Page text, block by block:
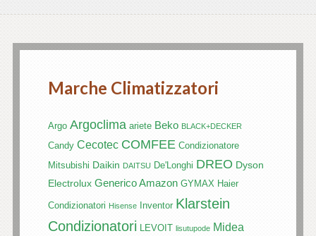
Marche Climatizzatori
Argo Argoclima ariete Beko BLACK+DECKER
Candy Cecotec COMFEE Condizionatore
Mitsubishi Daikin DAITSU De'Longhi DREO Dyson
Electrolux Generico Amazon GYMAX Haier
Condizionatori Hisense Inventor Klarstein
Condizionatori LEVOIT lisutupode Midea